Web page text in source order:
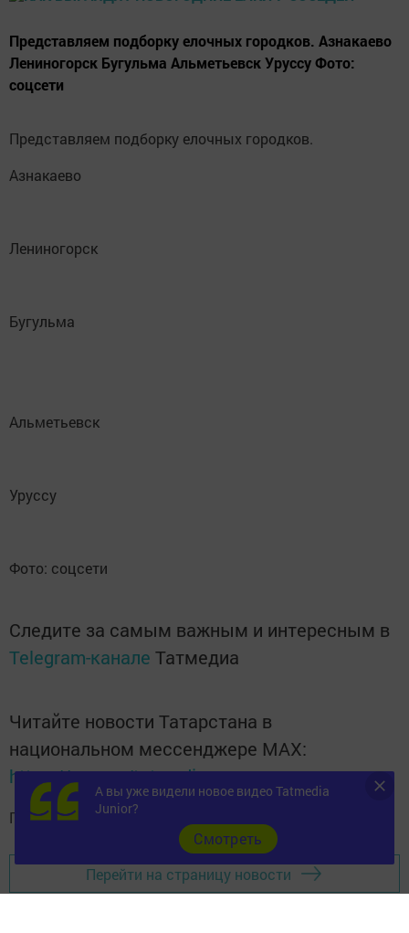
Представляем подборку елочных городков. Азнакаево
Лениногорск Бугульма Альметьевск Уруссу Фото:
соцсети
Представляем подборку елочных городков.
Азнакаево
Лениногорск
Бугульма
Альметьевск
Уруссу
Фото: соцсети
Следите за самым важным и интересным в
Telegram-канале Татмедиа
Читайте новости Татарстана в
национальном мессенджере MАХ:
https://max.ru/tatmedia
Подписывайтесь на
Перейти на страницу новости
А вы уже видели новое видео Tatmedia
Junior?
Cмотреть